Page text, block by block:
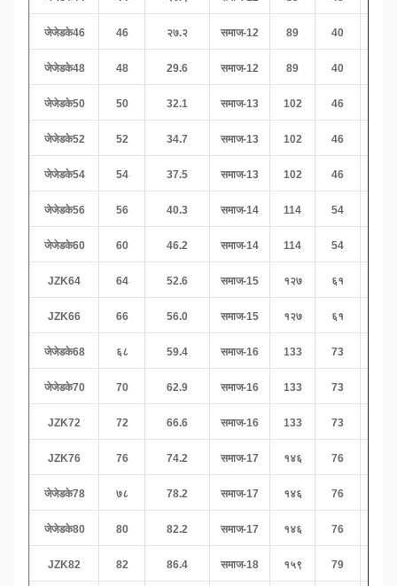
जेजेडके46 46 २७.२ समाज-12 89 40
जेजेडके48 48 29.6 समाज-12 89 40
जेजेडके50 50 32.1 समाज-13 102 46
जेजेडके52 52 34.7 समाज-13 102 46
जेजेडके54 54 37.5 समाज-13 102 46
जेजेडके56 56 40.3 समाज-14 114 54
जेजेडके60 60 46.2 समाज-14 114 54
JZK64 64 52.6 समाज-15 १२७ ६१
JZK66 66 56.0 समाज-15 १२७ ६१
जेजेडके68 ६८ 59.4 समाज-16 133 73
जेजेडके70 70 62.9 समाज-16 133 73
JZK72 72 66.6 समाज-16 133 73
JZK76 76 74.2 समाज-17 १४६ 76
जेजेडके78 ७८ 78.2 समाज-17 १४६ 76
जेजेडके80 80 82.2 समाज-17 १४६ 76
JZK82 82 86.4 समाज-18 १५९ 79